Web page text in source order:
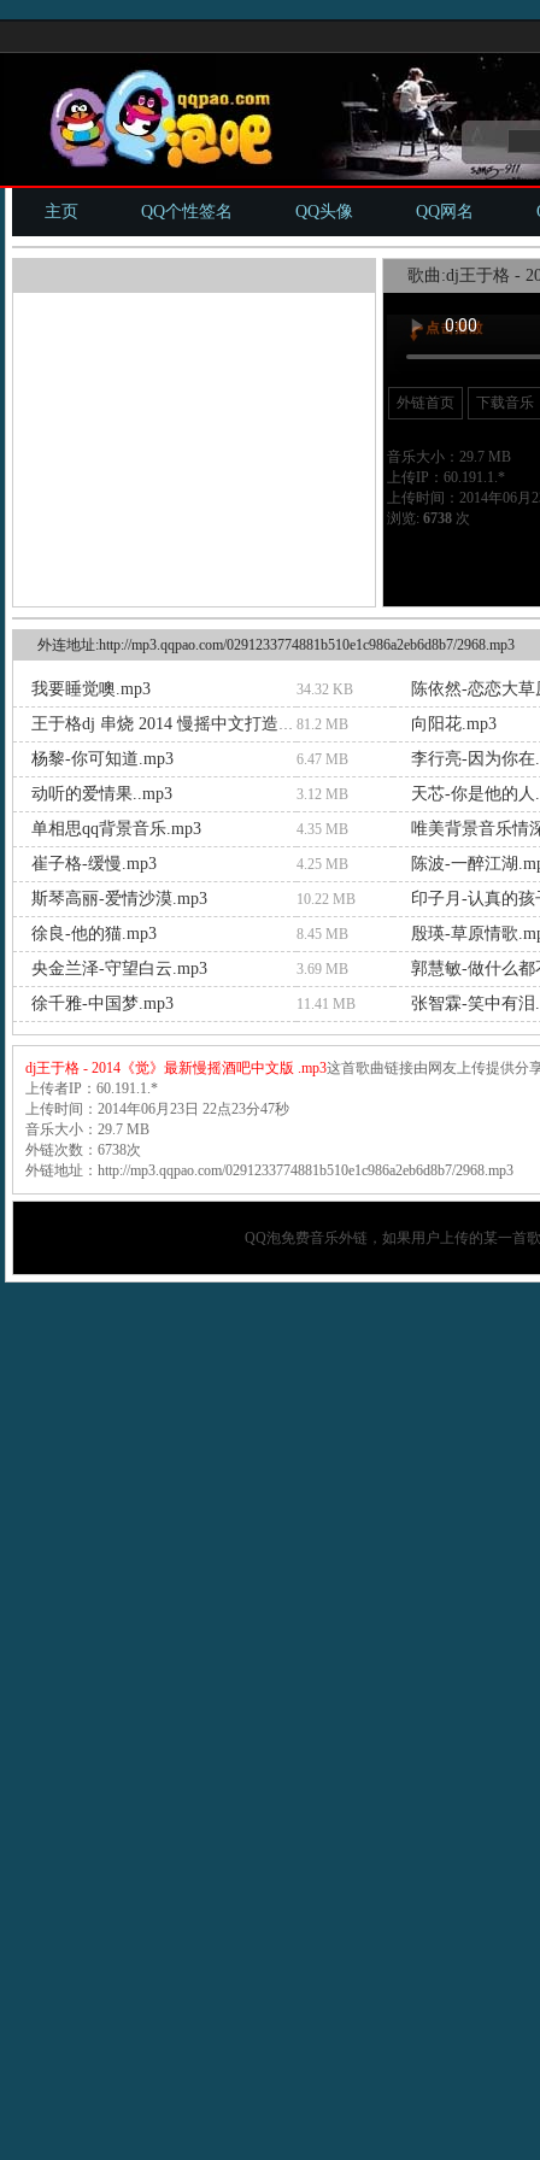
主页 QQ个性签名 QQ头像 QQ网名
歌曲:dj王于格 -
外链首页 下载音乐
音乐大小：29.7 MB
上传IP：60.191.1.*
上传时间：2014年06月
浏览: 6738次
外连地址:http://mp3.qqpao.com/0291233774881b510e1c986a2eb6d8b7/2968.mp3
我要睡觉噢.mp3 34.32 KB 陈依然-恋恋大草
王于格dj 串烧 2014 慢摇中文打造.mp3 81.2 MB
向阳花.mp3
杨黎-你可知道.mp3
6.47 MB
李行亮-因为你在
动听的爱情果..mp3
3.12 MB
天芯-你是他的人
单相思qq背景音乐.mp3
4.35 MB
唯美背景音乐情
崔子格-缓慢.mp3
4.25 MB
陈波-一醉江湖
斯琴高丽-爱情沙漠.mp3
10.22 MB
印子月-认真的孩
徐良-他的猫.mp3
8.45 MB
殷瑛-草原情歌
央金兰泽-守望白云.mp3
3.69 MB
郭慧敏-做什么都
徐千雅-中国梦.mp3
11.41 MB 张智霖-笑中有泪
dj王于格 - 2014《觉》最新慢摇酒吧中文版 .mp3这首歌曲链接由网友上传提供分
上传者IP：60.191.1.*
上传时间：2014年06月23日 22点23分47秒
音乐大小：29.7 MB
外链次数：6738次
外链地址：http://mp3.qqpao.com/0291233774881b510e1c986a2eb6d8b7/2968.mp3
QQ泡免费音乐外链，如果用户上传的某一首